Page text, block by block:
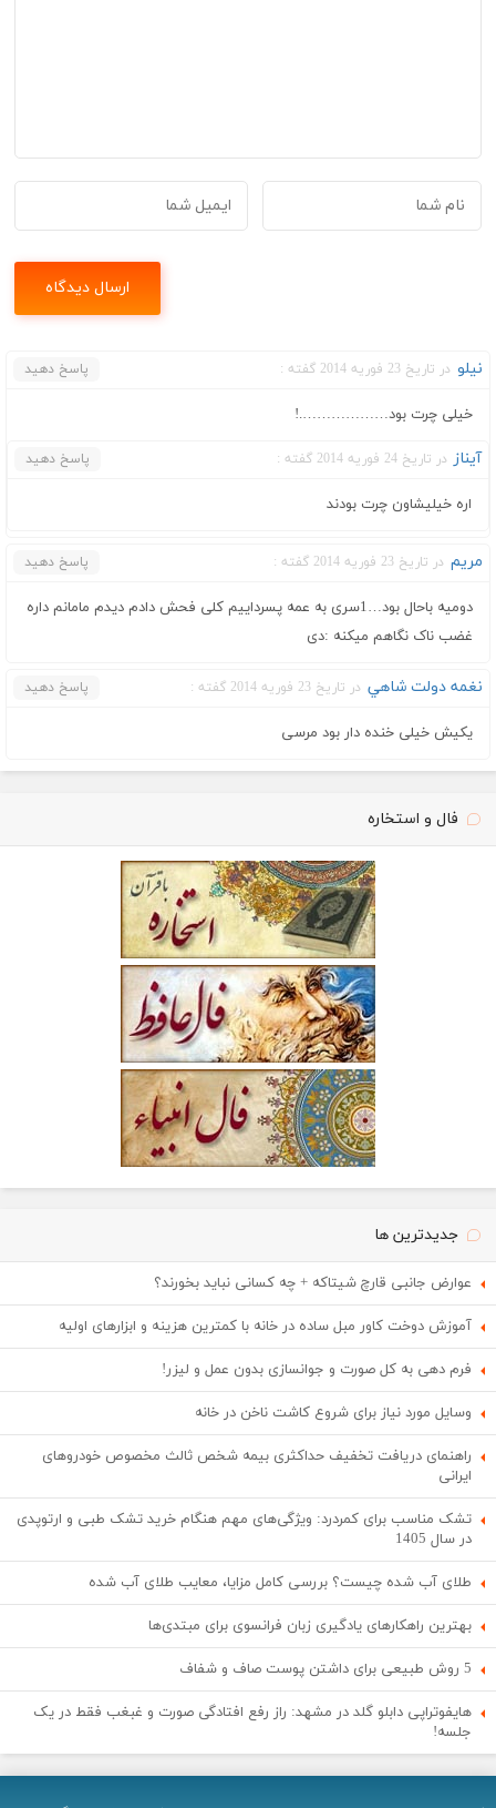
نیلو در تاریخ 23 فوریه 2014 گفته : پاسخ دهید
خیلی چرت بود……………….!
آیناز در تاریخ 24 فوریه 2014 گفته : پاسخ دهید
اره خیلیشاون چرت بودند
مریم در تاریخ 23 فوریه 2014 گفته : پاسخ دهید
دومیه باحال بود…1سری به عمه پسرداییم کلی فحش دادم دیدم مامانم داره
غضب ناک نگاهم میکنه :دی
نغمه دولت شاهي در تاریخ 23 فوریه 2014 گفته : پاسخ دهید
یکیش خیلی خنده دار بود مرسی
فال و استخاره
جدیدترین ها
عوارض جانبی قارچ شیتاکه + چه کسانی نباید بخورند؟
آموزش دوخت کاور مبل ساده در خانه با کمترین هزینه و ابزارهای اولیه
فرم دهی به کل صورت و جوانسازی بدون عمل و لیزر!
وسایل مورد نیاز برای شروع کاشت ناخن در خانه
راهنمای دریافت تخفیف حداکثری بیمه شخص ثالث مخصوص خودروهای
ایرانی
تشک مناسب برای کمردرد: ویژگی‌های مهم هنگام خرید تشک طبی و ارتوپدی
در سال 1405
طلای آب شده چیست؟ بررسی کامل مزایا، معایب طلای آب شده
بهترین راهکارهای یادگیری زبان فرانسوی برای مبتدی‌ها
5 روش طبیعی برای داشتن پوست صاف و شفاف
هایفوتراپی دابلو گلد در مشهد: راز رفع افتادگی صورت و غبغب فقط در یک
جلسه!